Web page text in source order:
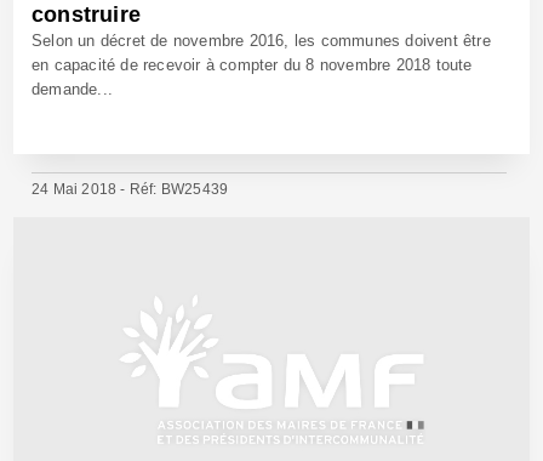
construire
Selon un décret de novembre 2016, les communes doivent être
en capacité de recevoir à compter du 8 novembre 2018 toute
demande...
24 Mai 2018 - Réf: BW25439